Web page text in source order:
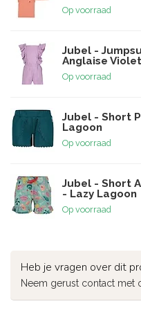
Op voorraad
Jubel -
Anglaise
Op voorraad
Jubel - Short
Lagoon
Op voorraad
Jubel - Short
- Lazy Lagoon
Op voorraad
Heb je vragen over dit
Neem gerust contact met